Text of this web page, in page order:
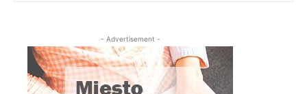
- Advertisement -